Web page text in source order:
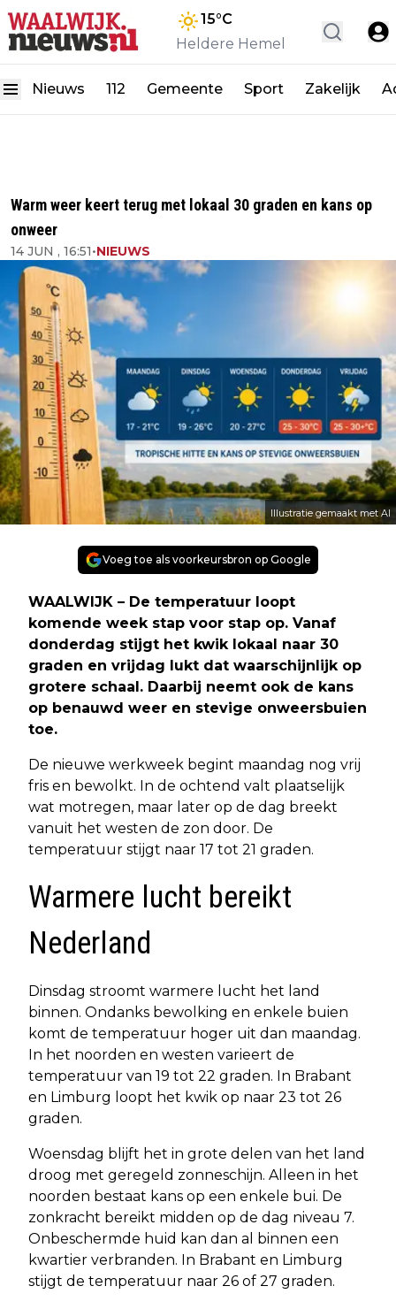
15°C
Heldere Hemel
Nieuws 112 Gemeente Sport Zakelijk
Warm weer keert terug met lokaal 30 graden en kans op
onweer
14 JUN , 16:51•NIEUWS
Illustratie gemaakt met AI
Voeg toe als voorkeursbron op Google
WAALWIJK – De temperatuur loopt
komende week stap voor stap op. Vanaf
donderdag stijgt het kwik lokaal naar 30
graden en vrijdag lukt dat waarschijnlijk op
grotere schaal. Daarbij neemt ook de kans
op benauwd weer en stevige onweersbuien
toe.
De nieuwe werkweek begint maandag nog vrij
fris en bewolkt. In de ochtend valt plaatselijk
wat motregen, maar later op de dag breekt
vanuit het westen de zon door. De
temperatuur stijgt naar 17 tot 21 graden.
Warmere lucht bereikt
Nederland
Dinsdag stroomt warmere lucht het land
binnen. Ondanks bewolking en enkele buien
komt de temperatuur hoger uit dan maandag.
In het noorden en westen varieert de
temperatuur van 19 tot 22 graden. In Brabant
en Limburg loopt het kwik op naar 23 tot 26
graden.
Woensdag blijft het in grote delen van het land
droog met geregeld zonneschijn. Alleen in het
noorden bestaat kans op een enkele bui. De
zonkracht bereikt midden op de dag niveau 7.
Onbeschermde huid kan dan al binnen een
kwartier verbranden. In Brabant en Limburg
stijgt de temperatuur naar 26 of 27 graden.